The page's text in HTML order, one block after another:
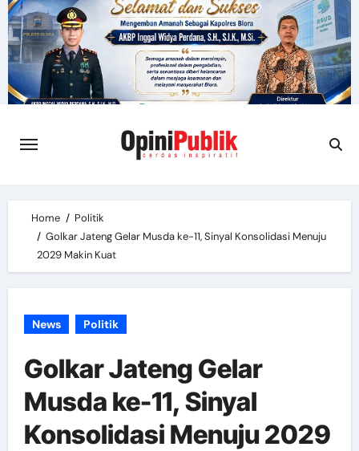
Skip
to
content
Home
Politik
Golkar Jateng Gelar Musda ke-11, Sinyal Konsolidasi Menuju
2029 Makin Kuat
News Politik
Golkar Jateng Gelar
Musda ke-11, Sinyal
Konsolidasi Menuju 2029